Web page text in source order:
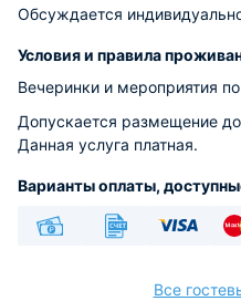
Обсуждается
Условия и правила
Вечеринки и мероприятия
Допускается размещение
Данная услуга платная.
Варианты оплаты,
Все